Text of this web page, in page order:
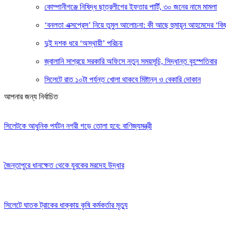
কোম্পানীগঞ্জে নিষিদ্ধ ছাত্রলীগের ইফতার পার্টি, ৩০ জনের নামে মামলা
‘বনলতা এক্সপ্রেস’ নিয়ে তুমুল আলোচনা: কী আছে হুমায়ূন আহমেদের
দুই দশক ধরে ‘অস্থায়ী’ পরিচয়
জ্বালানি সাশ্রয়ে সরকারি অফিসে নতুন সময়সূচি, সিদ্ধান্ত বৃহস্পতিবার
সিলেটে রাত ১০টা পর্যন্ত খোলা থাকবে মিষ্টান্ন ও বেকারি দোকান
আপনার জন্য নির্বাচিত
সিলেটকে আধুনিক পর্যটন নগরী গড়ে তোলা হবে: বাণিজ্যমন্ত্রী
জৈন্তাপুরে ধানক্ষেত থেকে যুবকের মরদেহ উদ্ধার
সিলেটে ঘাতক ট্রাকের ধাক্কায় কৃষি কর্মকর্তার মৃত্যু